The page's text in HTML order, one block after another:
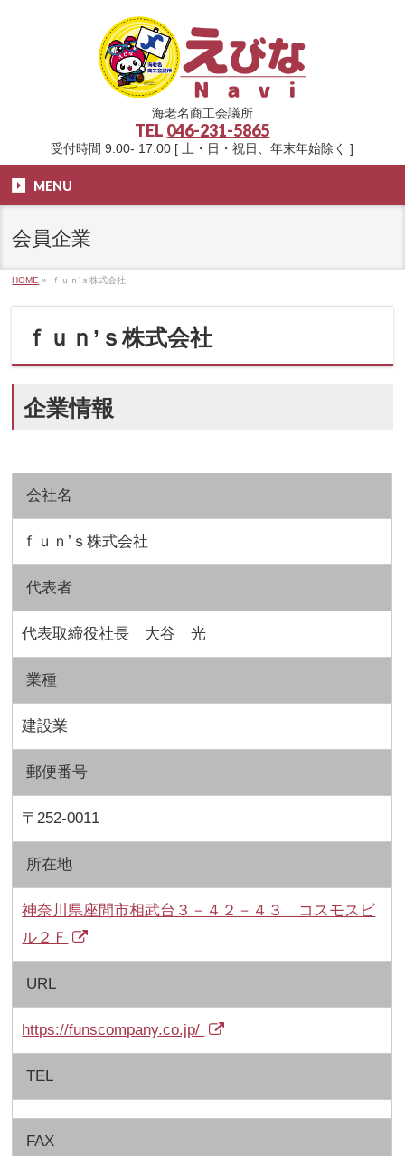
海老名商工会議所
TEL 046-231-5865
受付時間 9:00- 17:00 [ 土・日・祝日、年末年始除く ]
MENU
会員企業
HOME » ｆｕｎ’ｓ株式会社
ｆｕｎ’ｓ株式会社
企業情報
会社名
ｆｕｎ’ｓ株式会社
代表者
代表取締役社長 大谷 光
業種
建設業
郵便番号
〒252-0011
所在地
神奈川県座間市相武台３－４２－４３ コスモスビ
ル２Ｆ
URL
https://funscompany.co.jp/
TEL
FAX